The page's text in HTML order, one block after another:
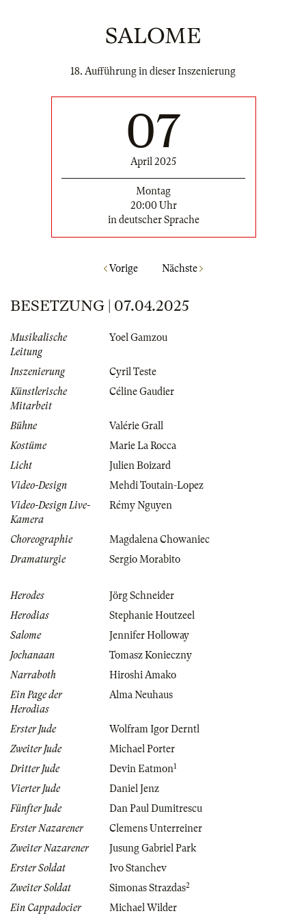
SALOME
18. Aufführung in dieser Inszenierung
07
April 2025
Montag
20:00 Uhr
in deutscher Sprache
Vorige Nächste
BESETZUNG | 07.04.2025
Musikalische
Leitung
Yoel Gamzou
Inszenierung
Cyril Teste
Künstlerische
Mitarbeit
Céline Gaudier
Bühne
Valérie Grall
Kostüme
Marie La Rocca
Licht
Julien Boizard
Video-Design
Mehdi Toutain-Lopez
Video-Design Live-
Kamera
Rémy Nguyen
Choreographie
Magdalena Chowaniec
Dramaturgie
Sergio Morabito
Herodes
Jörg Schneider
Herodias
Stephanie Houtzeel
Salome
Jennifer Holloway
Jochanaan
Tomasz Konieczny
Narraboth
Hiroshi Amako
Ein Page der
Herodias
Alma Neuhaus
Erster Jude
Wolfram Igor Derntl
Zweiter Jude
Michael Porter
Dritter Jude
Devin Eatmon1
Vierter Jude
Daniel Jenz
Fünfter Jude
Dan Paul Dumitrescu
Erster Nazarener
Clemens Unterreiner
Zweiter Nazarener
Jusung Gabriel Park
Erster Soldat
Ivo Stanchev
Zweiter Soldat
Simonas Strazdas2
Ein Cappadocier Michael Wilder